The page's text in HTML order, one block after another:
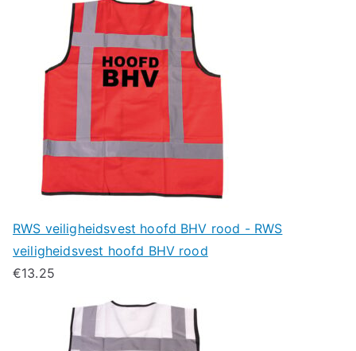
RWS veiligheidsvest hoofd BHV rood - RWS
veiligheidsvest hoofd BHV rood
€13.25